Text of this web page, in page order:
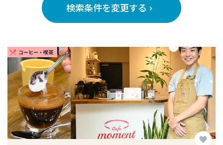
検索条件を変更する keyboard_arrow_right
restaurant_menu コーヒー・喫茶
favorite